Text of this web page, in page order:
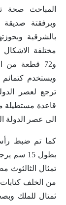
المباحث صحة
مختلفة الاشكال
و72 قطعة من
ترجع لعصر
قاعدة مستطيلة
الى عصر الدولة
كما تم ضبط
بطول 15
من الخلف
ثمتال للملك